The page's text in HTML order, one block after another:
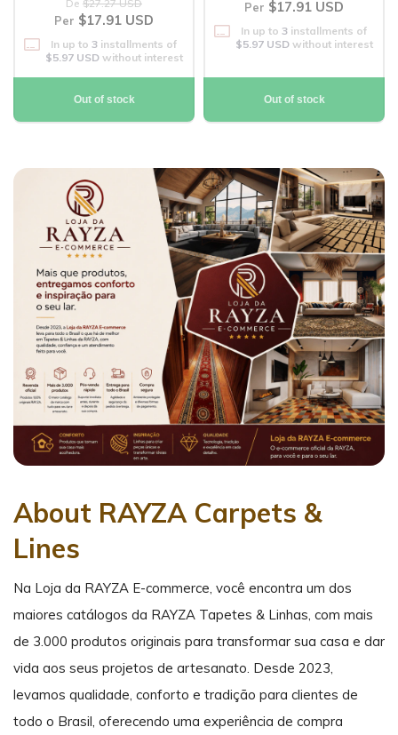
De $27.27 USD
Per $17.91 USD
In up to 3 installments of
$5.97 USDwithout interest
Out of stock
Per $17.91 USD
In up to 3 installments of
$5.97 USDwithout interest
Out of stock
About RAYZA Carpets &
Lines
Na Loja da RAYZA E-commerce, você encontra um dos
maiores catálogos da RAYZA Tapetes & Linhas, com mais
de 3.000 produtos originais para transformar sua casa e dar
vida aos seus projetos de artesanato. Desde 2023,
levamos qualidade, conforto e tradição para clientes de
todo o Brasil, oferecendo uma experiência de compra